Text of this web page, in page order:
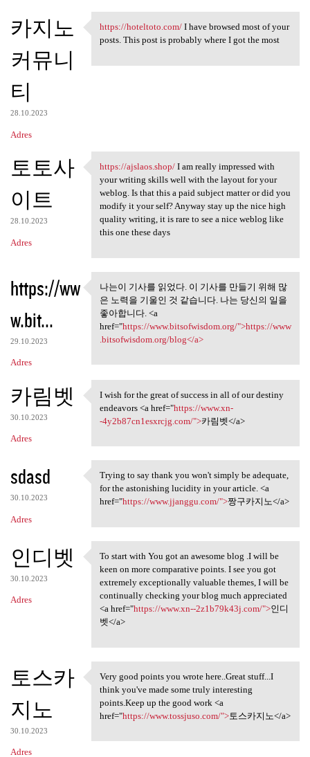
카지노
커뮤니
티
28.10.2023
Adres
https://hoteltoto.com/ I have
https://hoteltoto.com/I have browsed most of your
posts. This post is probably where I got the most
토토사
이트
28.10.2023
Adres
https://ajslaos.shop/ I am
https://ajslaos.shop/I am really impressed with
your writing skills well with the layout for your
weblog. Is that this a paid subject matter or did you
modify it your self? Anyway stay up the nice high
quality writing, it is rare to see a nice weblog like
this one these days
https://ww
w.bit...
29.10.2023
Adres
나는이 기사를 읽었다. 이 기사를
만들기 위해 많은
나는이 기사를 읽었다. 이 기사를 만들기 위해 많
은 노력을 기울인 것 같습니다. 나는 당신의 일을
좋아합니다. <a
href="https://www.bitsofwisdom.org/">https://www
.bitsofwisdom.org/blog</a>
카림벳
30.10.2023
Adres
I wish for the great of
I wish for the great of success in all of our destiny
endeavors <a href="https://www.xn-
-4y2b87cn1esxrcjg.com/">카림벳</a>
sdasd
30.10.2023
Adres
Trying to say thank you won't
Trying to say thank you won't simply be adequate,
for the astonishing lucidity in your article. <a
href="https://www.jjanggu.com/">짱구카지노</a>
인디벳
30.10.2023
Adres
To start with You got an
To start with You got an awesome blog .I will be
keen on more comparative points. I see you got
extremely exceptionally valuable themes, I will be
continually checking your blog much appreciated
<a href="https://www.xn--2z1b79k43j.com/">인디
벳</a>
토스카
지노
30.10.2023
Adres
Very good points you wrote
Very good points you wrote here..Great stuff...I
think you've made some truly interesting
points.Keep up the good work <a
href="https://www.tossjuso.com/">토스카지노</a>